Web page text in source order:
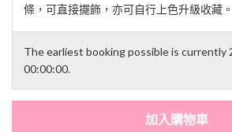
條，可直接擺飾，亦可自行上色升級收藏
The earliest booking possible is currently
00:00:00.
加入購物車